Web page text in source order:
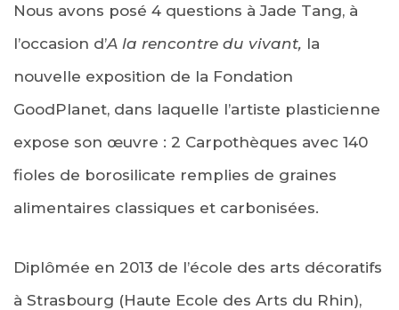
Nous avons posé 4 questions à Jade Tang, à
l’occasion d’A la rencontre du vivant, la
nouvelle exposition de la Fondation
GoodPlanet, dans laquelle l’artiste plasticienne
expose son œuvre : 2 Carpothèques avec 140
fioles de borosilicate remplies de graines
alimentaires classiques et carbonisées.
Diplômée en 2013 de l’école des arts décoratifs
à Strasbourg (Haute Ecole des Arts du Rhin),